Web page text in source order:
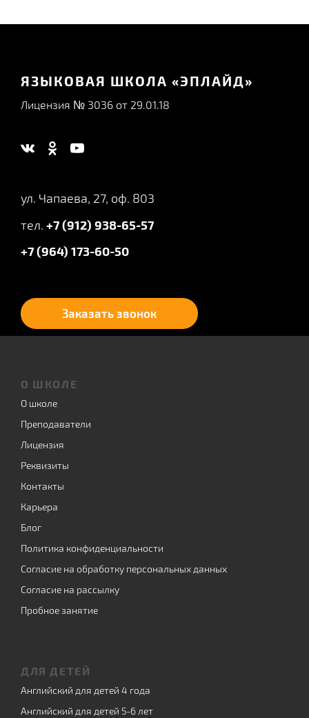
ЯЗЫКОВАЯ ШКОЛА «ЭПЛАЙД»
Лицензия № 3036 от 29.01.18
ул. Чапаева, 27, оф. 803
тел. +7 (912) 938-65-57
+7 (964) 173-60-50
Заказать звонок
О ШКОЛЕ
О школе
Преподаватели
Лицензия
Реквизиты
Контакты
Карьера
Блог
Политика конфиденциальности
Согласие на обработку персональных данных
Согласие на рассылку
Пробное занятие
ДЛЯ ДЕТЕЙ
Английский для детей 4 года
Английский для детей 5-6 лет